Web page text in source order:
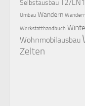
SelbstausbauT2/LN1
Umbau Wandern
Werkstatthandbuch
Wohnmobilausbau
Zelten